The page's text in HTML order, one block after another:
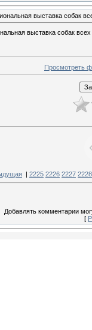
выставка собак
выставка собак
Просмотреть
| 2225 2226 2227 2228
Добавлять комментарии
[